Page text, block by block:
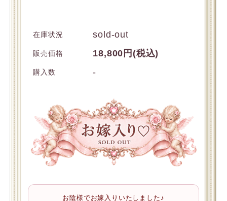
在庫状況 sold-out
販売価格 18,800円(税込)
購入数 -
お陰様でお嫁入りいたしました♪